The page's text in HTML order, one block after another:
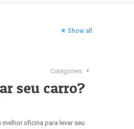
Show all
Categories
seu carro?
oficina para levar seu